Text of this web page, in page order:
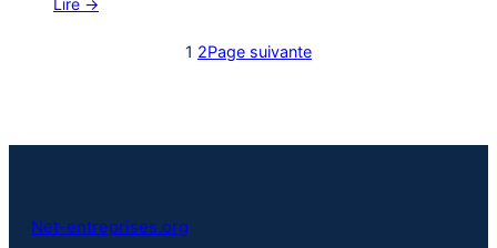
1 2Page suivante
Net-entreprises.org